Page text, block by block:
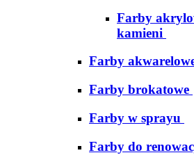
Farby
kamieni
Farby
Farby brokatowe
Farby w sprayu
Farby do